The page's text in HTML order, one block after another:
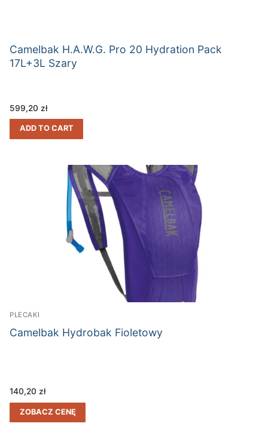
Camelbak H.A.W.G. Pro 20 Hydration Pack
17L+3L Szary
599,20 zł
ADD TO CART
PLECAKI
Camelbak Hydrobak Fioletowy
140,20 zł
ZOBACZ CENĘ